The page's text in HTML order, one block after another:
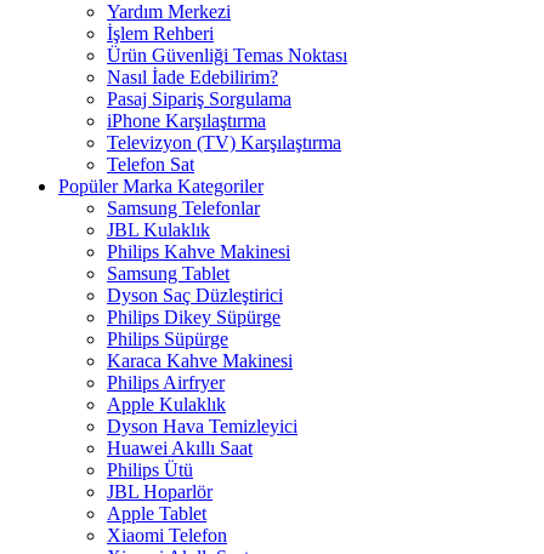
Yardım Merkezi
İşlem Rehberi
Ürün Güvenliği Temas Noktası
Nasıl İade Edebilirim?
Pasaj Sipariş Sorgulama
iPhone Karşılaştırma
Televizyon (TV) Karşılaştırma
Telefon Sat
Popüler Marka Kategoriler
Samsung Telefonlar
JBL Kulaklık
Philips Kahve Makinesi
Samsung Tablet
Dyson Saç Düzleştirici
Philips Dikey Süpürge
Philips Süpürge
Karaca Kahve Makinesi
Philips Airfryer
Apple Kulaklık
Dyson Hava Temizleyici
Huawei Akıllı Saat
Philips Ütü
JBL Hoparlör
Apple Tablet
Xiaomi Telefon